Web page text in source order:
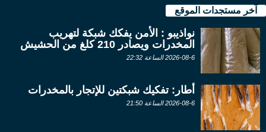
آخر مستجدات الموقع
نواذيبو : الأمن يفكك شبكة لتهريب
المخدرات ويصادر 210 كلغ من الحشيش
2026-08-6 الساعة 22:32
أطار: تفكيك شبكتين للإتجار بالمخدرات
2026-08-6 الساعة 21:50